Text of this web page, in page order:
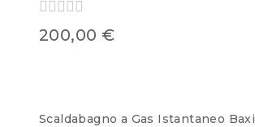
0
out
200,00 €
Scaldabagno a Gas Istantaneo Baxi